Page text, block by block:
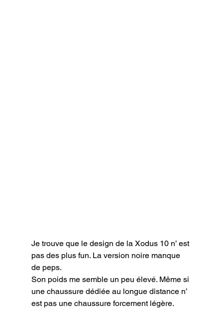
Je trouve que le design de la Xodus 10 n’ est
pas des plus fun. La version noire manque
de peps.
Son poids me semble un peu élevé. Même si
une chaussure dédiée au longue distance n’
est pas une chaussure forcement légère.